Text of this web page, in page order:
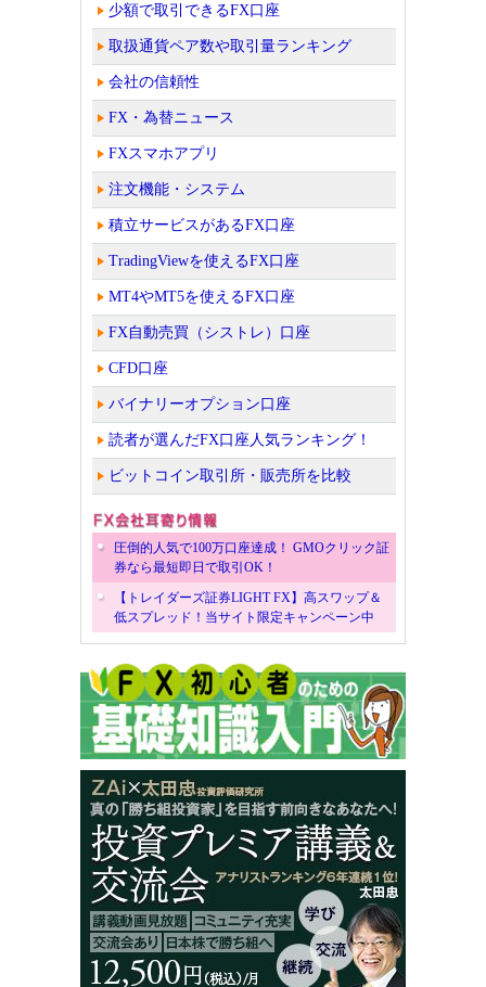
少額で取引できるFX口座
取扱通貨ペア数や取引量ランキング
会社の信頼性
FX・為替ニュース
FXスマホアプリ
注文機能・システム
積立サービスがあるFX口座
TradingViewを使えるFX口座
MT4やMT5を使えるFX口座
FX自動売買（シストレ）口座
CFD口座
バイナリーオプション口座
読者が選んだFX口座人気ランキング！
ビットコイン取引所・販売所を比較
圧倒的人気で100万口座達成！ GMOクリック証
券なら最短即日で取引OK！
【トレイダーズ証券LIGHT FX】高スワップ＆
低スプレッド！当サイト限定キャンペーン中